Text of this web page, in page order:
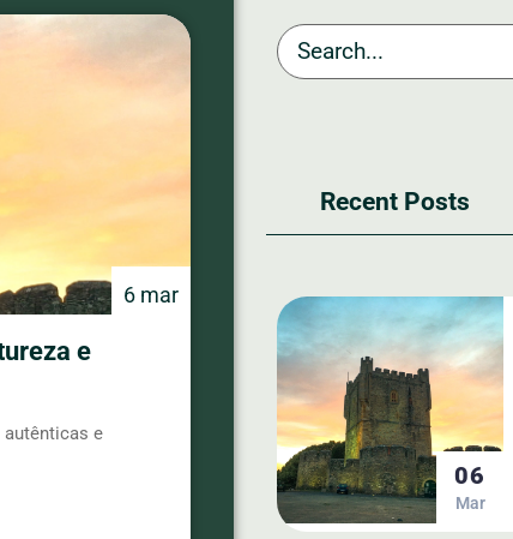
6 mar
e
autênticas e
Recent Posts
06
Mar